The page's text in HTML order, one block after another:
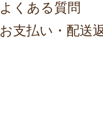
よくある質問
お支払い・配送